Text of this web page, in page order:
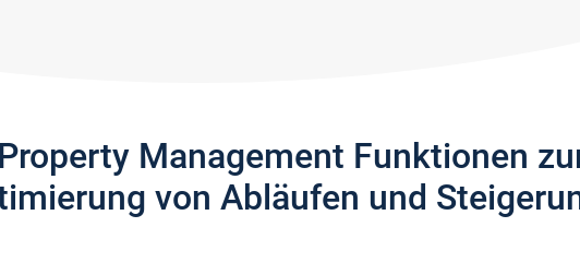
Management Funktionen
von Abläufen und